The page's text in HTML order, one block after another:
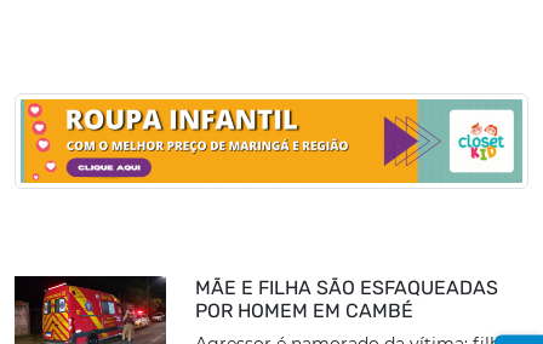
MÃE E FILHA SÃO ESFAQUEADAS
POR HOMEM EM CAMBÉ